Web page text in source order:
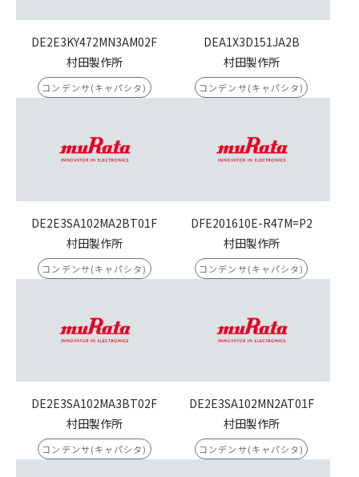
DE2E3KY472MN3AM02F
村田製作所
コンデンサ(キャパシタ)
DEA1X3D151JA2B
村田製作所
コンデンサ(キャパシタ)
DE2E3SA102MA2BT01F
村田製作所
コンデンサ(キャパシタ)
DFE201610E-R47M=P2
村田製作所
コンデンサ(キャパシタ)
DE2E3SA102MA3BT02F
村田製作所
コンデンサ(キャパシタ)
DE2E3SA102MN2AT01F
村田製作所
コンデンサ(キャパシタ)